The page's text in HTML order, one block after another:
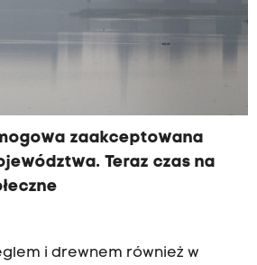
zaakceptowana
Teraz czas na
i drewnem również w